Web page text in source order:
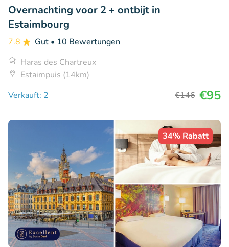
Overnachting voor 2 + ontbijt in
Estaimbourg
7.8 Gut • 10 Bewertungen
Haras des Chartreux
Estaimpuis (14km)
Verkauft: 2
€146 €95
34% Rabatt